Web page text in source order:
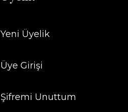
Yeni Üyelik
Üye Girişi
Şifremi Unuttum